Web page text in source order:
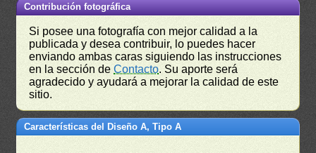
Contribución fotográfica
Si posee una fotografía con mejor calidad a la
publicada y desea contribuir, lo puedes hacer
enviando ambas caras siguiendo las instrucciones
en la sección deContacto. Su aporte será
agradecido y ayudará a mejorar la calidad de este
sitio.
Características del Diseño A, Tipo A